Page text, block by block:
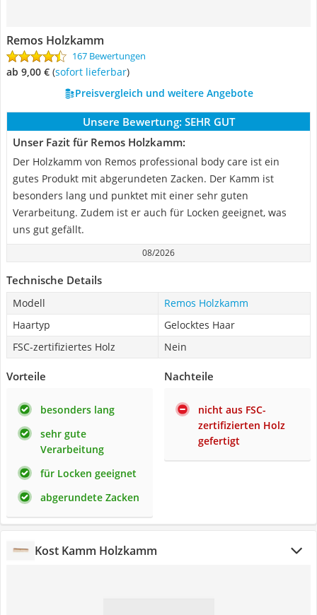
Remos Holzkamm
167 Bewertungen
ab 9,00 € ( Sofort lieferbar)
Preisvergleich und weitere Angebote
Unsere Bewertung: SEHR GUT
Unser Fazit für Remos Holzkamm:
Der Holzkamm von Remos professional body care ist ein
gutes Produkt mit abgerundeten Zacken. Der Kamm ist
besonders lang und punktet mit einer sehr guten
Verarbeitung. Zudem ist er auch für Locken geeignet, was
uns gut gefällt.
08/2026
Technische Details
Modell
Remos Holzkamm
Haartyp
Gelocktes Haar
FSC-zertifiziertes Holz
Nein
Vorteile
besonders lang
sehr gute
Verarbeitung
für Locken geeignet
abgerundete Zacken
Nachteile
nicht aus FSC-
zertifizierten Holz
gefertigt
Kost Kamm Holzkamm